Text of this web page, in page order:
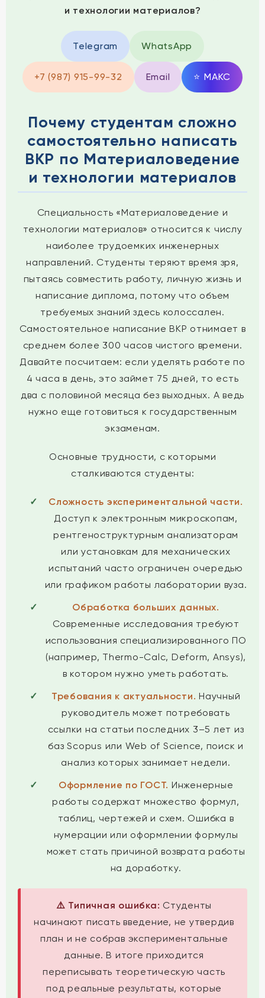
и технологии материалов?
Telegram WhatsApp
+7 (987) 915-99-32 Email ⭐ MAКС
Почему студентам сложно
самостоятельно написать
ВКР по Материаловедение
и технологии материалов
Специальность «Материаловедение и
технологии материалов» относится к числу
наиболее трудоемких инженерных
направлений. Студенты теряют время зря,
пытаясь совместить работу, личную жизнь и
написание диплома, потому что объем
требуемых знаний здесь колоссален.
Самостоятельное написание ВКР отнимает в
среднем более 300 часов чистого времени.
Давайте посчитаем: если уделять работе по
4 часа в день, это займет 75 дней, то есть
два с половиной месяца без выходных. А ведь
нужно еще готовиться к государственным
экзаменам.
Основные трудности, с которыми
сталкиваются студенты:
Сложность экспериментальной части.
Доступ к электронным микроскопам,
рентгеноструктурным анализаторам
или установкам для механических
испытаний часто ограничен очередью
или графиком работы лаборатории вуза.
Обработка больших данных.
Современные исследования требуют
использования специализированного ПО
(например, Thermo-Calc, Deform, Ansys),
в котором нужно уметь работать.
Требования к актуальности. Научный
руководитель может потребовать
ссылки на статьи последних 3–5 лет из
баз Scopus или Web of Science, поиск и
анализ которых занимает недели.
Оформление по ГОСТ. Инженерные
работы содержат множество формул,
таблиц, чертежей и схем. Ошибка в
нумерации или оформлении формулы
может стать причиной возврата работы
на доработку.
⚠️ Типичная ошибка: Студенты
начинают писать введение, не утвердив
план и не собрав экспериментальные
данные. В итоге приходится
переписывать теоретическую часть
под реальные результаты, которые